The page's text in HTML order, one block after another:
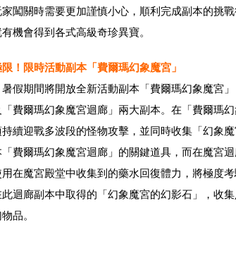
闖關時需要更加謹慎小心，順利完成副本的挑
機會得到各式高級奇珍異寶。
！限時活動副本「費爾瑪幻象魔宮」
假期間將開放全新活動副本「費爾瑪幻象魔宮
費爾瑪幻象魔宮迴廊」兩大副本。在「費爾瑪
續迎戰多波段的怪物攻擊，並同時收集「幻象
「費爾瑪幻象魔宮迴廊」的關鍵道具，而在魔宮
在魔宮殿堂中收集到的藥水回復體力，將極度
迴廊副本中取得的「幻象魔宮的幻影石」，收
品。